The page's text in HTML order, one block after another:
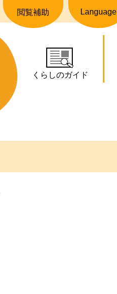
閲覧補助 Language
くらしのガイド